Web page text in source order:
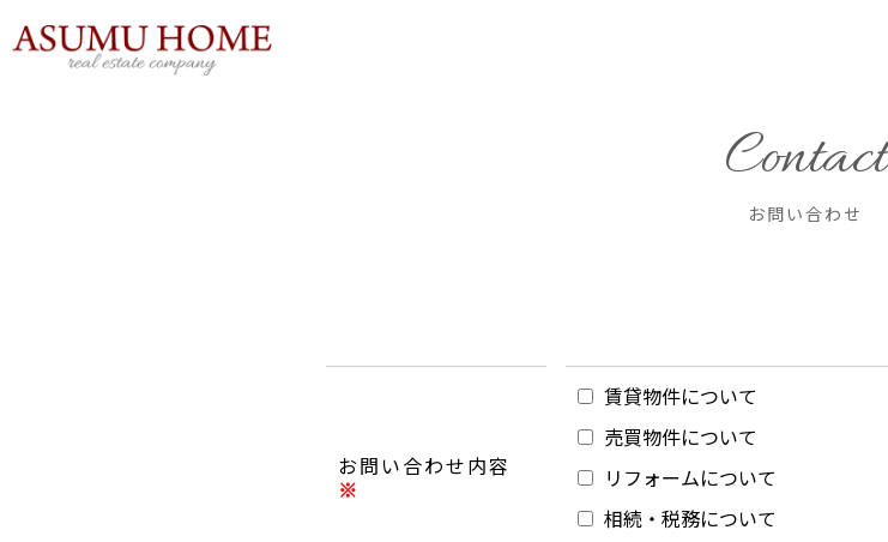
容
Contact
お問い合わせ
お問い合わせ内容
※
賃貸物件について
売買物件について
リフォームについて
相続・税務について